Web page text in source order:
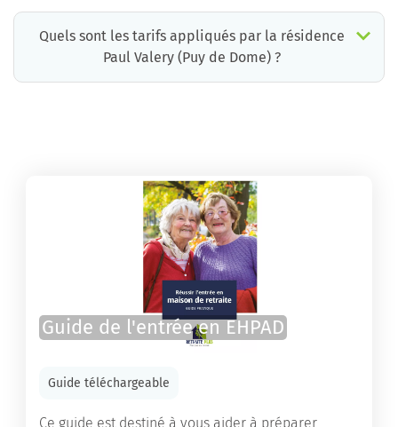
Quels sont les tarifs appliqués par la résidence
Paul Valery (Puy de Dome) ?
Guide de l'entrée en EHPAD
Guide téléchargeable
Ce guide est destiné à vous aider à préparer